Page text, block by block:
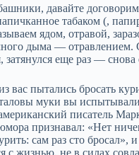
давайте
табаком (,
ядом, отравой,
дыма —
затянулся еще раз — снова
вас пытались бросать
муки вы
писатель
признавал: «Нет
сам раз сто бросал»,
с жизнью, не в силах